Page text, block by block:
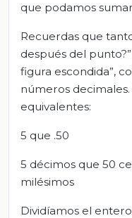
que podamos
Recuerdas que
después del
figura escondida”,
números
equivalentes:
5 que .50
5 décimos que 50
milésimos
Dividíamos el